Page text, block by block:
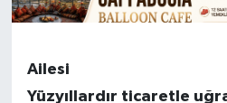
Ailesi
Yüzyıllardır ticaretle